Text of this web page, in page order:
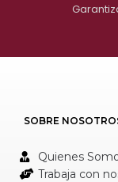
SOBRE
Quienes
Trabaja con